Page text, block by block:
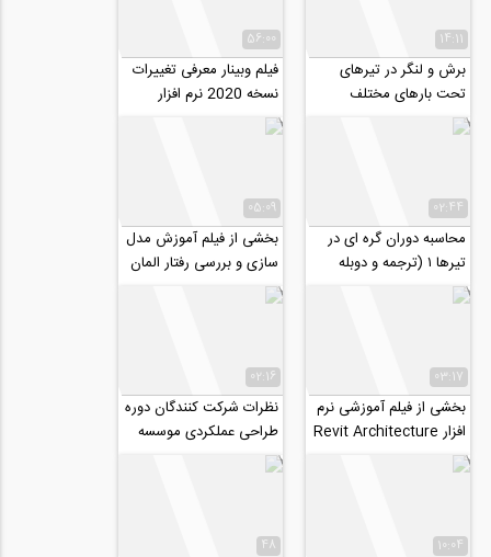
14:11
برش و لنگر در تیرهای
تحت بارهای مختلف
(ترجمه و دوبله اختصاصی
موسسه ۸۰۸)
56:00
فیلم وبینار معرفی تغییرات
نسخه 2020 نرم افزار
SeismoStruct
02:44
محاسبه دوران گره ای در
تیرها ۱ (ترجمه و دوبله
اختصاصی موسسه ۸۰۸)
05:09
بخشی از فیلم آموزش مدل
سازی و بررسی رفتار المان‌
های پرکاربرد سازه ای در
نرم...
03:17
بخشی از فیلم آموزشی نرم
افزار Revit Architecture
02:16
نظرات شرکت‌ کنندگان دوره
طراحی عملکردی موسسه
۸۰۸
10:04
48